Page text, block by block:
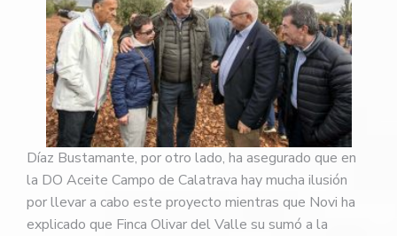
Díaz Bustamante, por otro lado, ha asegurado que en
la DO Aceite Campo de Calatrava hay mucha ilusión
por llevar a cabo este proyecto mientras que Novi ha
explicado que Finca Olivar del Valle su sumó a la